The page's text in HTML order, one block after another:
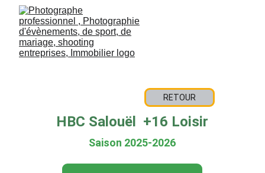
HBC Salouël  +16 Loisir
Saison 2025-2026
RETOUR